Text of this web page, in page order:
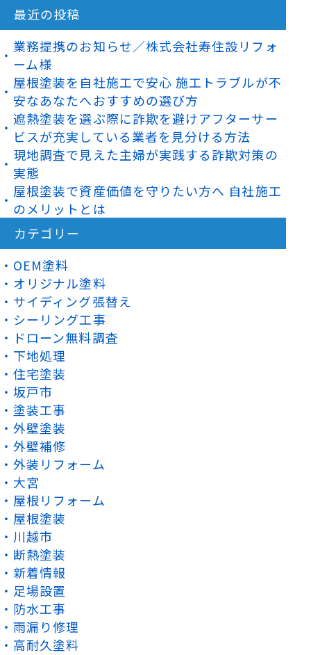
最近の投稿
業務提携のお知らせ／株式会社寿住設リフォ
ーム様
屋根塗装を自社施工で安心 施工トラブルが不
安なあなたへおすすめの選び方
遮熱塗装を選ぶ際に詐欺を避けアフターサー
ビスが充実している業者を見分ける方法
現地調査で見えた主婦が実践する詐欺対策の
実態
屋根塗装で資産価値を守りたい方へ 自社施工
のメリットとは
カテゴリー
OEM塗料
オリジナル塗料
サイディング張替え
シーリング工事
ドローン無料調査
下地処理
住宅塗装
坂戸市
塗装工事
外壁塗装
外壁補修
外装リフォーム
大宮
屋根リフォーム
屋根塗装
川越市
断熱塗装
新着情報
足場設置
防水工事
雨漏り修理
高耐久塗料